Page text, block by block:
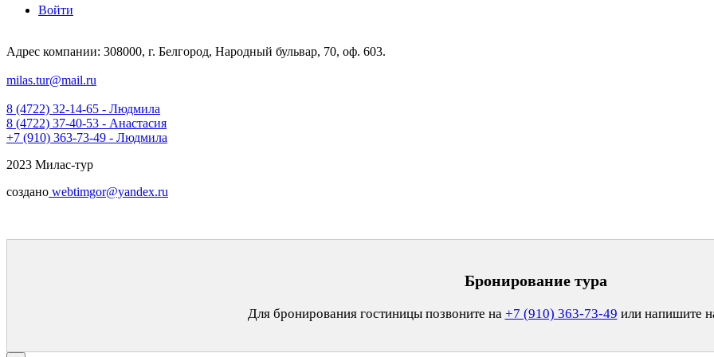
Войти
Адрес компании: 308000, г. Белгород, Народный бульвар, 70, оф. 603.
milas.tur@mail.ru
8 (4722) 32-14-65 - Людмила
8 (4722) 37-40-53 - Анастасия
+7 (910) 363-73-49 - Людмила
2023 Милас-тур
создано webtimgor@yandex.ru
Бронирование тура
Для бронирования гостиницы позвоните на +7 (910) 363-73-49 или напишите